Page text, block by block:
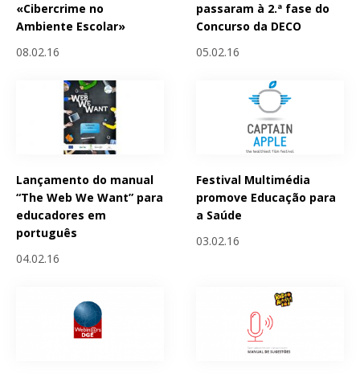
«Cibercrime no
Ambiente Escolar»
08.02.16
passaram à 2.ª fase do
Concurso da DECO
05.02.16
Lançamento do manual
“The Web We Want” para
educadores em
português
04.02.16
Festival Multimédia
promove Educação para
a Saúde
03.02.16